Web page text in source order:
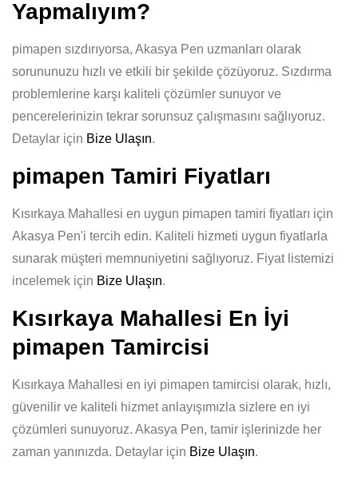
Yapmalıyım?
pimapen sızdırıyorsa, Akasya Pen uzmanları olarak
sorununuzu hızlı ve etkili bir şekilde çözüyoruz. Sızdırma
problemlerine karşı kaliteli çözümler sunuyor ve
pencerelerinizin tekrar sorunsuz çalışmasını sağlıyoruz.
Detaylar için Bize Ulaşın.
pimapen Tamiri Fiyatları
Kısırkaya Mahallesi en uygun pimapen tamiri fiyatları için
Akasya Pen'i tercih edin. Kaliteli hizmeti uygun fiyatlarla
sunarak müşteri memnuniyetini sağlıyoruz. Fiyat listemizi
incelemek için Bize Ulaşın.
Kısırkaya Mahallesi En İyi
pimapen Tamircisi
Kısırkaya Mahallesi en iyi pimapen tamircisi olarak, hızlı,
güvenilir ve kaliteli hizmet anlayışımızla sizlere en iyi
çözümleri sunuyoruz. Akasya Pen, tamir işlerinizde her
zaman yanınızda. Detaylar için Bize Ulaşın.